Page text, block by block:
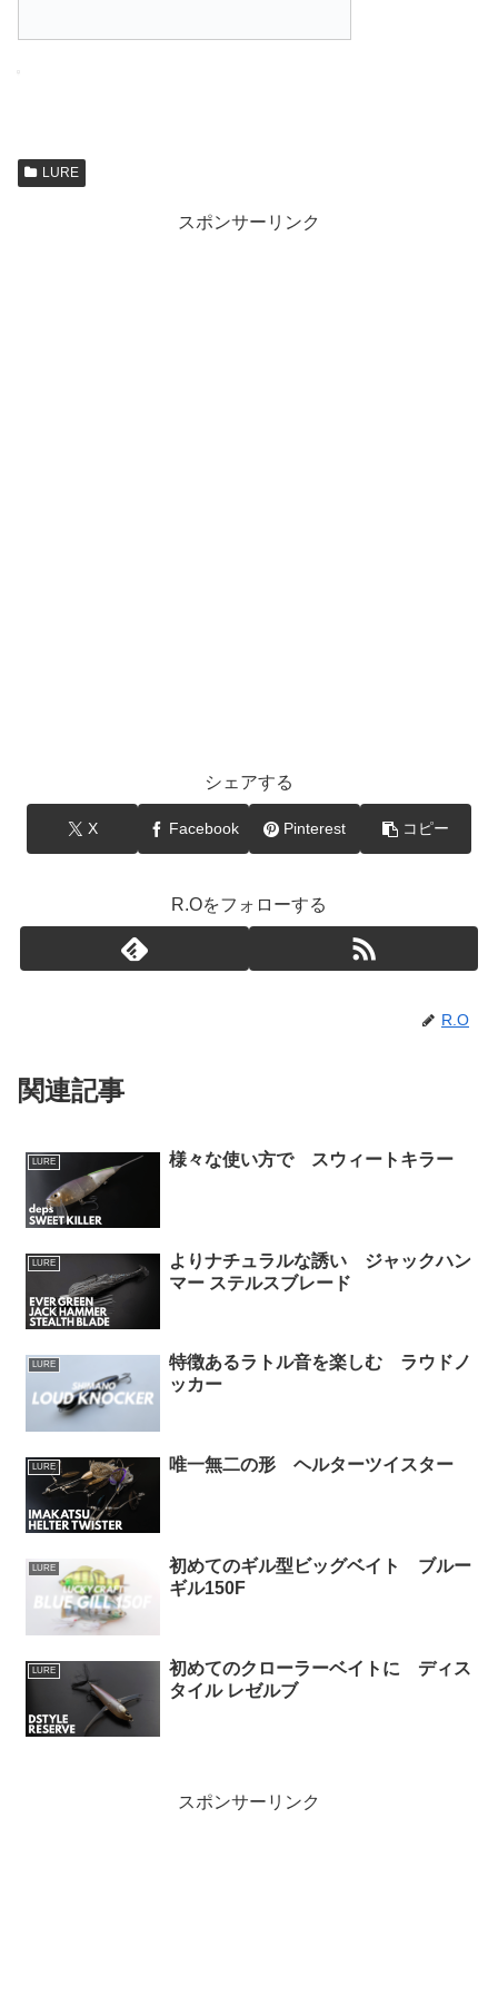
LURE
スポンサーリンク
シェアする
X Facebook Pinterest コピー
R.Oをフォローする
R.O
関連記事
LURE 様々な使い方で スウィートキラー
LURE
よりナチュラルな誘い ジャックハン
マー ステルスブレード
LURE
特徴あるラトル音を楽しむ ラウドノ
ッカー
LURE 唯一無二の形 ヘルターツイスター
LURE
初めてのギル型ビッグベイト ブルー
ギル150F
LURE
初めてのクローラーベイトに ディス
タイル レゼルブ
スポンサーリンク